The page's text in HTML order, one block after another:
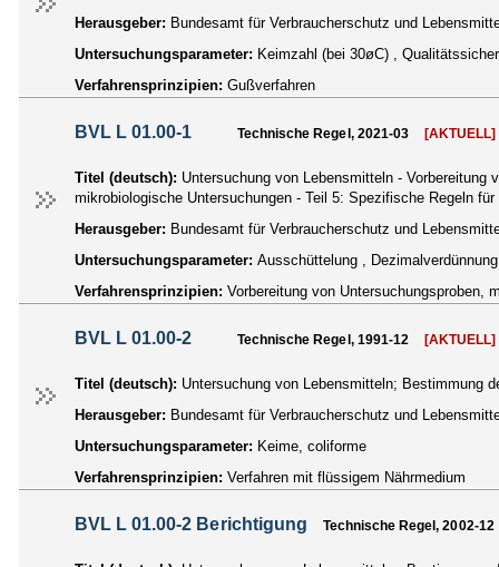
Herausgeber: Bundesamt für Verbraucherschutz und
Untersuchungsparameter: Keimzahl (bei 30øC) ,
Verfahrensprinzipien: Gußverfahren
BVL L 01.00-1 Technische Regel, 2021-03 [AKTUELL]
Titel (deutsch): Untersuchung von Lebensmitteln - Vorbereitung
mikrobiologische Untersuchungen - Teil 5: Spezifische Regeln
Herausgeber: Bundesamt für Verbraucherschutz und
Untersuchungsparameter: Ausschüttelung ,
Verfahrensprinzipien: Vorbereitung von Untersuchungsproben,
BVL L 01.00-2 Technische Regel, 1991-12 [AKTUELL]
Titel (deutsch): Untersuchung von Lebensmitteln; Bestimmung
Herausgeber: Bundesamt für Verbraucherschutz und
Untersuchungsparameter: Keime, coliforme
Verfahrensprinzipien: Verfahren mit flüssigem Nährmedium
BVL L 01.00-2 Berichtigung Technische Regel, 2002-12